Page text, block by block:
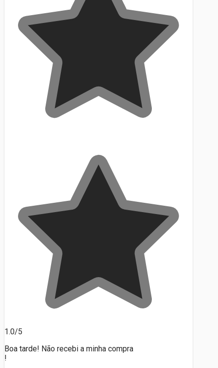
1.0/5
Boa tarde! Não recebi a minha compra
!